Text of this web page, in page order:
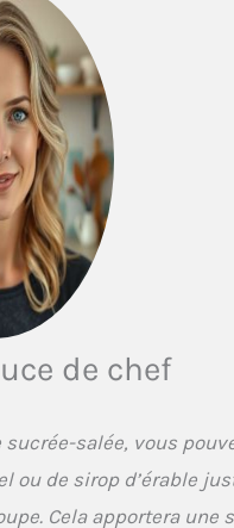
de chef
sucrée-salée, vous
ou de sirop d’érable
Cela apportera une